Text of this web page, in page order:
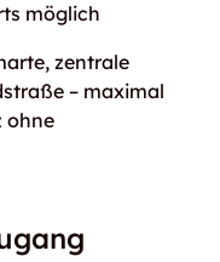
möglich
zentrale
– maximal
ohne